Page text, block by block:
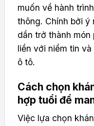
muốn về hành
thông. Chính bởi ý
dần trở thành
liền với niềm tin
ô tô.
Cách chọn
hợp tuổi để
Việc lựa chọn